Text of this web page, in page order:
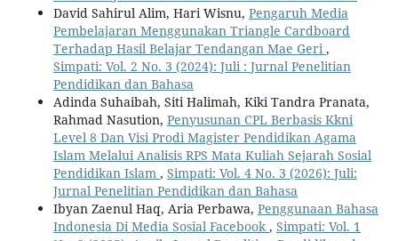
David Sahirul Alim, Hari Wisnu, Pengaruh Media
Pembelajaran Menggunakan Triangle Cardboard
Terhadap Hasil Belajar Tendangan Mae Geri ,
Simpati: Vol. 2 No. 3 (2024): Juli : Jurnal Penelitian
Pendidikan dan Bahasa
Adinda Suhaibah, Siti Halimah, Kiki Tandra Pranata,
Rahmad Nasution, Penyusunan CPL Berbasis Kkni
Level 8 Dan Visi Prodi Magister Pendidikan Agama
Islam Melalui Analisis RPS Mata Kuliah Sejarah Sosial
Pendidikan Islam , Simpati: Vol. 4 No. 3 (2026): Juli:
Jurnal Penelitian Pendidikan dan Bahasa
Ibyan Zaenul Haq, Aria Perbawa, Penggunaan Bahasa
Indonesia Di Media Sosial Facebook , Simpati: Vol. 1